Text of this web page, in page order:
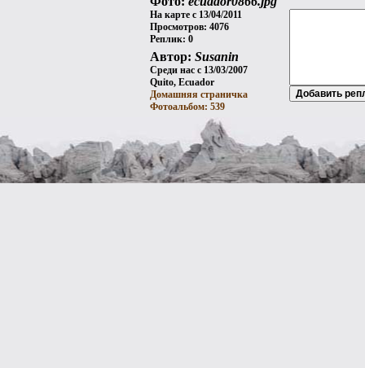
На карте с 13/04/2011
Просмотров: 4076
Реплик: 0
Автор: Susanin
Среди нас с 13/03/2007
Quito, Ecuador
Домашняя страничка
Фотоальбом: 539